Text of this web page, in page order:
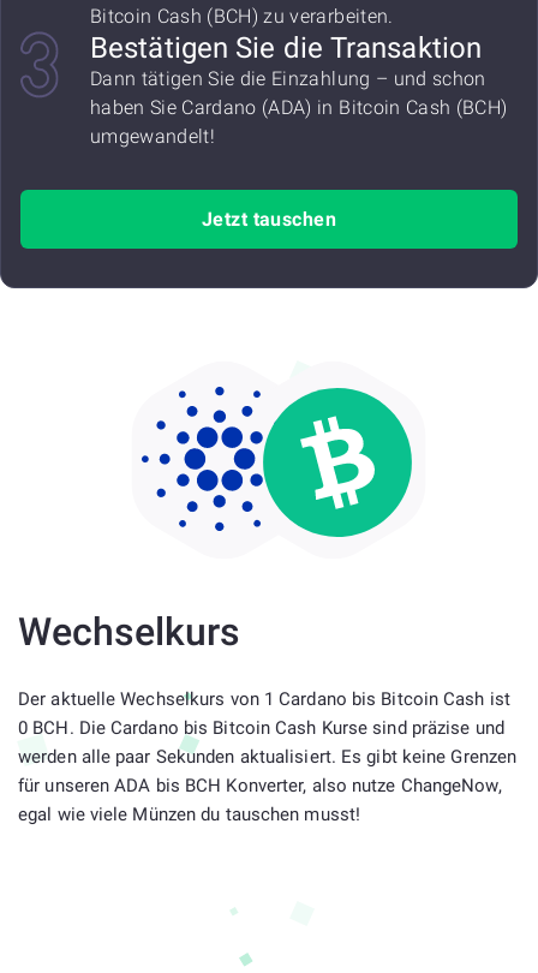
Bitcoin Cash (BCH) zu verarbeiten.
Bestätigen Sie die Transaktion
Dann tätigen Sie die Einzahlung – und schon
haben Sie Cardano (ADA) in Bitcoin Cash (BCH)
umgewandelt!
Jetzt tauschen
Wechselkurs
Der aktuelle Wechselkurs von 1 Cardano bis Bitcoin Cash ist
0 BCH. Die Cardano bis Bitcoin Cash Kurse sind präzise und
werden alle paar Sekunden aktualisiert. Es gibt keine Grenzen
für unseren ADA bis BCH Konverter, also nutze ChangeNow,
egal wie viele Münzen du tauschen musst!